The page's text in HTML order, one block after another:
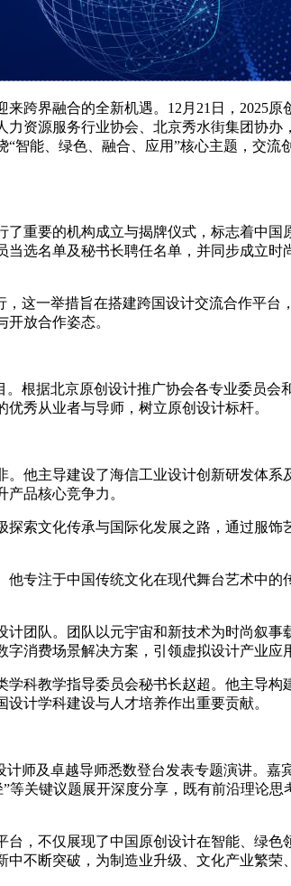
界融合的全新机遇。12月21日，2025原
资源服务行业协会、北京秀水街集团协
智能、绿色、融合、应用”核心主题，交
要的机构成立与揭牌仪式，标志着中国
选名单及秘书长聘任名单，并同步成立
一举措旨在搭建跨国设计交流合作平台
放合作姿态。
据北京原创设计推广协会各专业委员会
秀从业者与导师，树立原创设计标杆。
。他主导建设了海信工业设计创新研发体
品核心竞争力。
探索文化传承与国际化发展之路，通过服
他专注于中国传统文化在现代舞台艺术中
计团队。团队以元宇宙和新技术为时尚叙
消费场景解决方案，引领虚拟设计产业应
学科教学指导委员会秘书长赵超。他主导
计学科建设与人才培养作出重要贡献。
及卓越导师悉数登台发表专题演讲。嘉
等关键议题展开深度分享，既有前沿理论
不仅展现了中国原创设计在智能、绿色
不断突破，为制造业升级、文化产业繁荣